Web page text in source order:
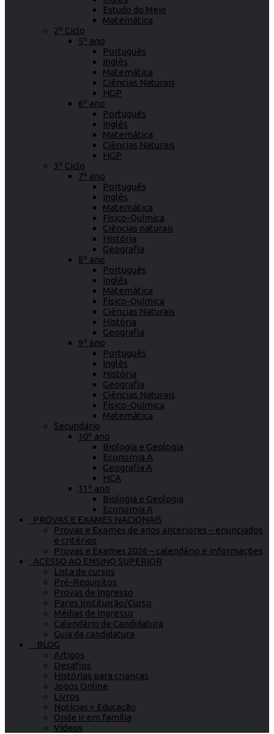
Estudo do Meio
Matemática
2º Ciclo
5º ano
Português
Inglês
Matemática
Ciências Naturais
HGP
6º ano
Português
Inglês
Matemática
Ciências Naturais
HGP
3º Ciclo
7º ano
Português
Inglês
Matemática
Físico-Química
Ciências naturais
História
Geografia
8º ano
Português
Inglês
Matemática
Físico-Química
Ciências Naturais
História
Geografia
9º ano
Português
Inglês
História
Geografia
Ciências Naturais
Físico-Química
Matemática
Secundário
10º ano
Biologia e Geologia
Economia A
Geografia A
HCA
11º ano
Biologia e Geologia
Economia A
PROVAS E EXAMES NACIONAIS
Provas e Exames de anos anteriores – enunciados
e critérios
Provas e Exames 2026 – calendário e informações
ACESSO AO ENSINO SUPERIOR
Lista de cursos
Pré-Requisitos
Provas de Ingresso
Pares Instituição/Curso
Médias de Ingresso
Calendário de Candidatura
Guia da candidatura
BLOG
Artigos
Desafios
Histórias para crianças
Jogos Online
Livros
Notícias » Educação
Onde ir em família
Vídeos